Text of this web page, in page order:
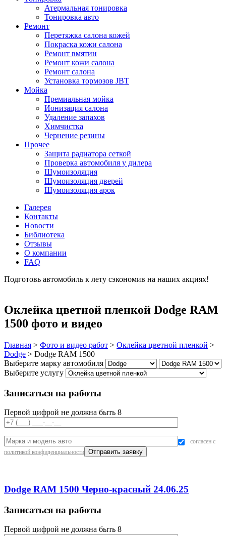
Атермальная тонировка
Тонировка авто
Ремонт
Перетяжка салона кожей
Покраска кожи салона
Ремонт вмятин
Ремонт кожи салона
Ремонт салона
Установка тормозов JBT
Мойка
Премиальная мойка
Ионизация салона
Удаление запахов
Химчистка
Чернение резины
Прочее
Защита радиатора сеткой
Проверка автомобиля у дилера
Шумоизоляция
Шумоизоляция дверей
Шумоизоляция арок
Галерея
Контакты
Новости
Библиотека
Отзывы
О компании
FAQ
Подготовь автомобиль к лету сэкономив на наших акциях!
Оклейка цветной пленкой Dodge RAM
1500 фото и видео
Главная > Фото и видео работ > Оклейка цветной пленкой >
Dodge > Dodge RAM 1500
Выберите марку автомобиля
Выберите услугу
Записаться на работы
Первой цифрой не должна быть 8
согласен с
политикой конфиденциальности
Dodge RAM 1500 Черно-красный 24.06.25
Записаться на работы
Первой цифрой не должна быть 8